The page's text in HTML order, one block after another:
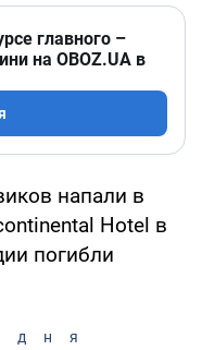
главного –
на OBOZ.UA в
напали в
Hotel в
погибли
дня